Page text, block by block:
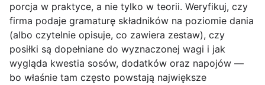
porcja w praktyce, a nie tylko w teorii. Weryfikuj, czy
firma podaje gramaturę składników na poziomie dania
(albo czytelnie opisuje, co zawiera zestaw), czy
posiłki są dopełniane do wyznaczonej wagi i jak
wygląda kwestia sosów, dodatków oraz napojów —
bo właśnie tam często powstają największe